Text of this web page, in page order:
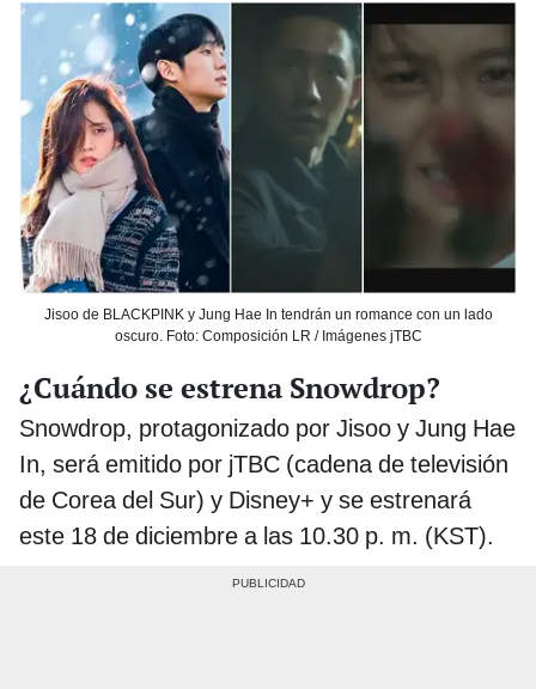
Jisoo de BLACKPINK y Jung Hae In tendrán un romance con un lado
oscuro. Foto: Composición LR / Imágenes jTBC
¿Cuándo se estrena Snowdrop?
Snowdrop, protagonizado por Jisoo y Jung Hae
In, será emitido por jTBC (cadena de televisión
de Corea del Sur) y Disney+ y se estrenará
este 18 de diciembre a las 10.30 p. m. (KST).